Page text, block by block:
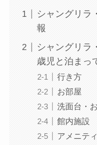
シャングリラ
報
シャングリラ
歳児と泊まっ
行き方
お部屋
洗面台・
館内施設
アメニテ